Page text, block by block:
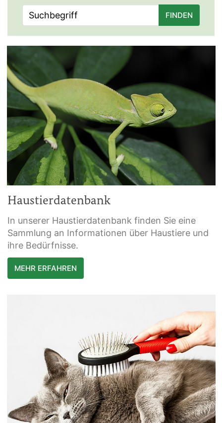
FINDEN
Haustierdatenbank
In unserer Haustierdatenbank finden Sie eine
Sammlung an Informationen über Haustiere und
ihre Bedürfnisse.
MEHR ERFAHREN